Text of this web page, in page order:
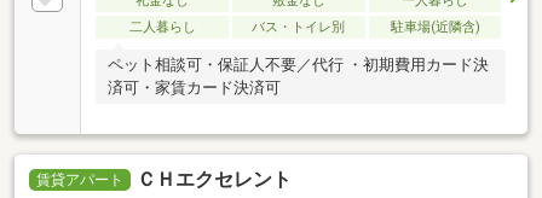
二人暮らし
バス・トイレ別 駐車場(近隣含)
ペット相談可・保証人不要／代行 ・初期費用カード決
済可・家賃カード決済可
賃貸アパート ＣＨエクセレント